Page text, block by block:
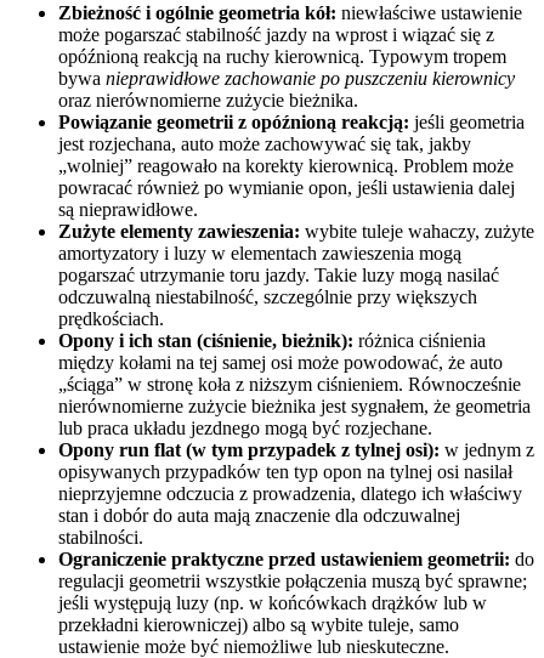
Zbieżność i ogólnie geometria kół: niewłaściwe ustawienie
może pogarszać stabilność jazdy na wprost i wiązać się z
opóźnioną reakcją na ruchy kierownicą. Typowym tropem
bywa nieprawidłowe zachowanie po puszczeniu kierownicy
oraz nierównomierne zużycie bieżnika.
Powiązanie geometrii z opóźnioną reakcją: jeśli geometria
jest rozjechana, auto może zachowywać się tak, jakby
„wolniej” reagowało na korekty kierownicą. Problem może
powracać również po wymianie opon, jeśli ustawienia dalej
są nieprawidłowe.
Zużyte elementy zawieszenia: wybite tuleje wahaczy, zużyte
amortyzatory i luzy w elementach zawieszenia mogą
pogarszać utrzymanie toru jazdy. Takie luzy mogą nasilać
odczuwalną niestabilność, szczególnie przy większych
prędkościach.
Opony i ich stan (ciśnienie, bieżnik): różnica ciśnienia
między kołami na tej samej osi może powodować, że auto
„ściąga” w stronę koła z niższym ciśnieniem. Równocześnie
nierównomierne zużycie bieżnika jest sygnałem, że geometria
lub praca układu jezdnego mogą być rozjechane.
Opony run flat (w tym przypadek z tylnej osi): w jednym z
opisywanych przypadków ten typ opon na tylnej osi nasilał
nieprzyjemne odczucia z prowadzenia, dlatego ich właściwy
stan i dobór do auta mają znaczenie dla odczuwalnej
stabilności.
Ograniczenie praktyczne przed ustawieniem geometrii: do
regulacji geometrii wszystkie połączenia muszą być sprawne;
jeśli występują luzy (np. w końcówkach drążków lub w
przekładni kierowniczej) albo są wybite tuleje, samo
ustawienie może być niemożliwe lub nieskuteczne.